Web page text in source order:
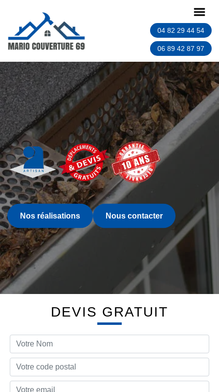
04 82 29 44 54
06 89 42 87 97
Nos réalisations Nous contacter
DEVIS GRATUIT